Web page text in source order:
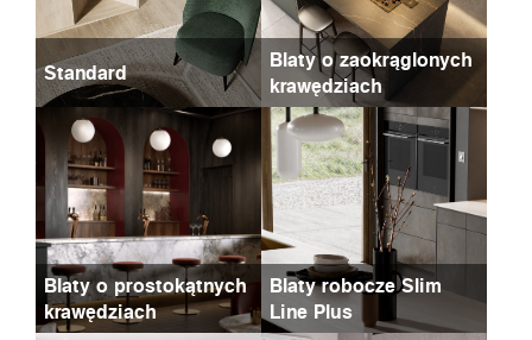
Standard
Blaty o zaokrąglonych
krawędziach
Blaty o prostokątnych
krawędziach
Blaty robocze Slim
Line Plus